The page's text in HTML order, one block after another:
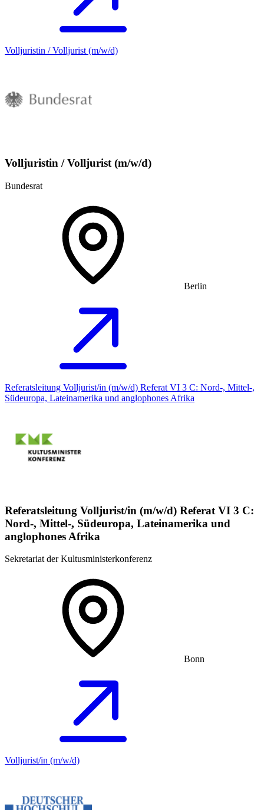
Volljuristin / Volljurist (m/w/d)
Volljuristin / Volljurist (m/w/d)
Bundesrat
Berlin
Referatsleitung Volljurist/in (m/w/d) Referat VI 3 C: Nord-, Mittel-,
Südeuropa, Lateinamerika und anglophones Afrika
Referatsleitung Volljurist/in (m/w/d) Referat VI 3 C:
Nord-, Mittel-, Südeuropa, Lateinamerika und
anglophones Afrika
Sekretariat der Kultusministerkonferenz
Bonn
Volljurist/in (m/w/d)